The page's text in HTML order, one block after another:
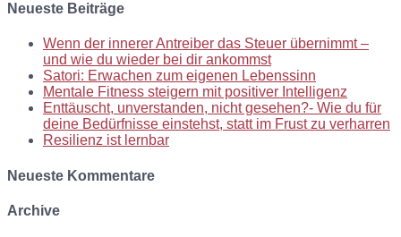
Neueste Beiträge
Wenn der innerer Antreiber das Steuer übernimmt –
und wie du wieder bei dir ankommst
Satori: Erwachen zum eigenen Lebenssinn
Mentale Fitness steigern mit positiver Intelligenz
Enttäuscht, unverstanden, nicht gesehen?- Wie du für
deine Bedürfnisse einstehst, statt im Frust zu verharren
Resilienz ist lernbar
Neueste Kommentare
Archive